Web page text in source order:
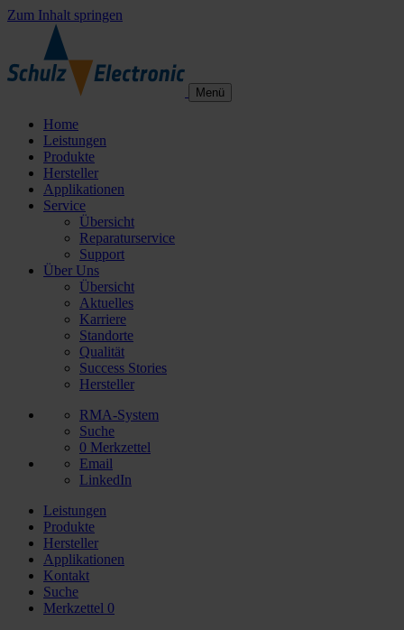
Zum Inhalt springen
Menü
Home
Leistungen
Produkte
Hersteller
Applikationen
Service
Übersicht
Reparaturservice
Support
Über Uns
Übersicht
Aktuelles
Karriere
Standorte
Qualität
Success Stories
Hersteller
RMA-System
Suche
0 Merkzettel
Email
LinkedIn
Leistungen
Produkte
Hersteller
Applikationen
Kontakt
Suche
Merkzettel 0